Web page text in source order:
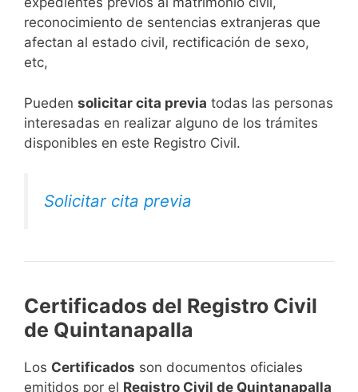
reconocimiento de sentencias extranjeras que
afectan al estado civil, rectificación de sexo,
etc,
​Pueden solicitar cita previa todas las personas
interesadas en realizar alguno de los trámites
disponibles en este Registro Civil.​
Solicitar cita previa
Certificados del Registro Civil
de Quintanapalla
Los Certificados son documentos oficiales
emitidos por el Registro Civil de Quintanapalla